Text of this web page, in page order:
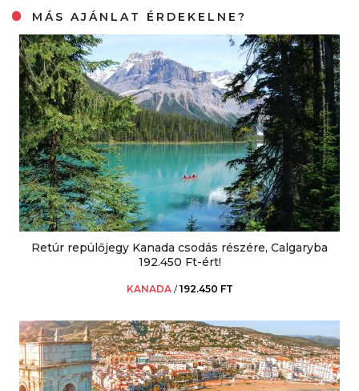
MÁS AJÁNLAT ÉRDEKELNE?
Retúr repülőjegy Kanada csodás részére, Calgaryba
192.450 Ft-ért!
KANADA /192.450 FT